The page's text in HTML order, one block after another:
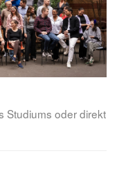
Studiums oder direkt